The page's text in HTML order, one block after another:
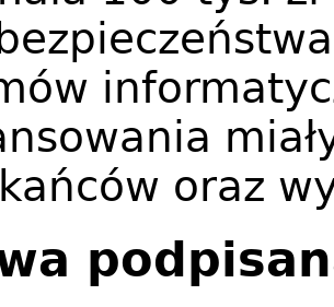
oraz